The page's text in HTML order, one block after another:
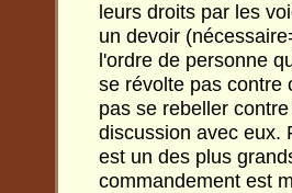
leurs droits par les
un devoir
l'ordre de personne
se révolte pas contre
pas se rebeller
discussion avec eux.
est un des plus
commandement est